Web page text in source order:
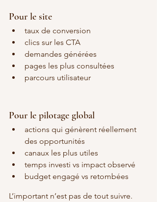
Pour le site
taux de conversion
clics sur les CTA
demandes générées
pages les plus consultées
parcours utilisateur
Pour le pilotage global
actions qui génèrent réellement
des opportunités
canaux les plus utiles
temps investi vs impact observé
budget engagé vs retombées
L’important n’est pas de tout suivre.